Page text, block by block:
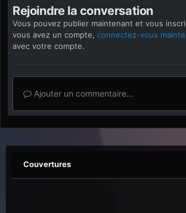
Rejoindre la conversation
Vous pouvez publier maintenant et vous
vous avez un compte, connectez-vous
avec votre compte.
Ajouter un commentaire…
Couvertures